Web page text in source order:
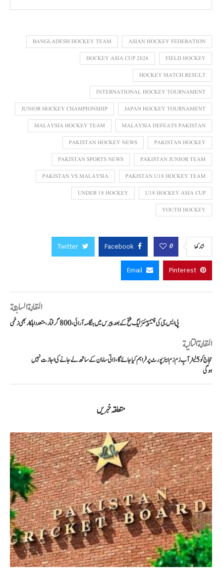
ASIAN HOCKEY FEDERATION
BANGLADESH HOCKEY TEAM
FIELD HOCKEY
HOCKEY ASIA CUP 2026
HOCKEY MATCH RESULT
INTERNATIONAL HOCKEY TOURNAMENT
JAPAN HOCKEY TOURNAMENT
JUNIOR HOCKEY CHAMPIONSHIP
MALAYSIA DEFEATS PAKISTAN
MALAYSIA HOCKEY TEAM
PAKISTAN HOCKEY
PAKISTAN HOCKEY NEWS
PAKISTAN JUNIOR TEAM
PAKISTAN SPORTS NEWS
PAKISTAN U18 HOCKEY TEAM
PAKISTAN VS MALAYSIA
U18 HOCKEY ASIA CUP
UNDER 18 HOCKEY
YOUTH HOCKEY
شاركها 0
Facebook
Twitter
Pinterest
Email
المقالة السابقة
پی ایس جی کی چیمپیئنز لیگ فتح کے بعد پیرس میں ہنگامہ آرائی، 800 گرفتار، متعدد اہلکار بھی زخمی
المقالة التالية
حجاج کو 5 لیٹر آبِ زم زم ایئرپورٹ پر فراہم کیا جائے گا، ذاتی سامان کے ساتھ لے جانے کی اجازت نہیں
ہوگی
متعلقہ خبریں